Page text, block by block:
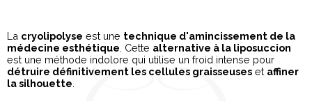
La cryolipolyse est une technique d'amincissement de la
médecine esthétique . Cette alternative à la liposuccion
est une méthode indolore qui utilise un froid intense pour
détruire définitivement les cellules graisseuses et affiner
la silhouette